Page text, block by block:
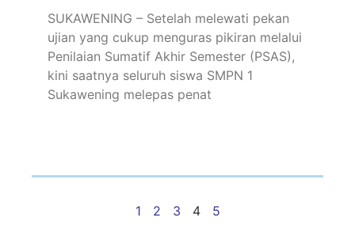
SUKAWENING – Setelah melewati pekan
ujian yang cukup menguras pikiran melalui
Penilaian Sumatif Akhir Semester (PSAS),
kini saatnya seluruh siswa SMPN 1
Sukawening melepas penat
1 2 3 4 5